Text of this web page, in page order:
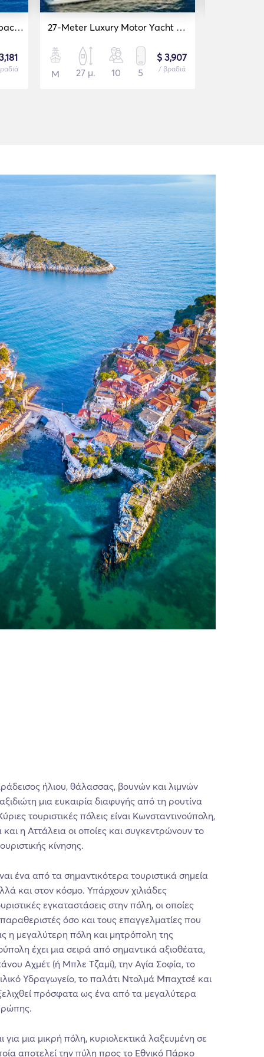
22 Meter 4 Cabin Trawler Spacious Motor Yacht 27-Meter Luxury Motor Yacht with Female Crew
Μ 27 μ. 10 5
$ 3,907
/ βραδιά
ήλιου, θάλασσας, βουνών και λιμνών
μια ευκαιρία διαφυγής από τη ρουτίνα
τουριστικές πόλεις είναι Κωνσταντινούπολη,
η Αττάλεια οι οποίες και συγκεντρώνουν το
κίνησης.
ένα από τα σημαντικότερα τουριστικά σημεία
και στον κόσμο. Υπάρχουν χιλιάδες
εγκαταστάσεις στην πόλη, οι οποίες
όσο και τους επαγγελματίες που
η μεγαλύτερη πόλη και μητρόπολη της
έχει μια σειρά από σημαντικά αξιοθέατα,
Αχμέτ (ή Μπλε Τζαμί), την Αγία Σοφία, το
Υδραγωγείο, το παλάτι Ντολμά Μπαχτσέ και
πρόσφατα ως ένα από τα μεγαλύτερα
μια μικρή πόλη, κυριολεκτικά λαξευμένη σε
αποτελεί την πύλη προς το Εθνικό Πάρκο